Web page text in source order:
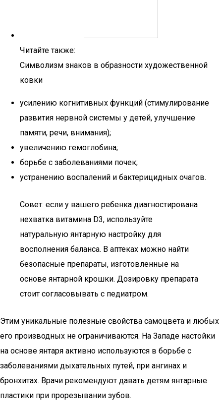
Читайте также:
Символизм знаков в образности художественной
ковки
усилению когнитивных функций (стимулирование
развития нервной системы у детей, улучшение
памяти, речи, внимания);
увеличению гемоглобина;
борьбе с заболеваниями почек;
устранению воспалений и бактерицидных очагов.
Совет: если у вашего ребенка диагностирована
нехватка витамина D3, используйте
натуральную янтарную настройку для
восполнения баланса. В аптеках можно найти
безопасные препараты, изготовленные на
основе янтарной крошки. Дозировку препарата
стоит согласовывать с педиатром.
Этим уникальные полезные свойства самоцвета и любых
его производных не ограничиваются. На Западе настойки
на основе янтаря активно используются в борьбе с
заболеваниями дыхательных путей, при ангинах и
бронхитах. Врачи рекомендуют давать детям янтарные
пластики при прорезывании зубов.